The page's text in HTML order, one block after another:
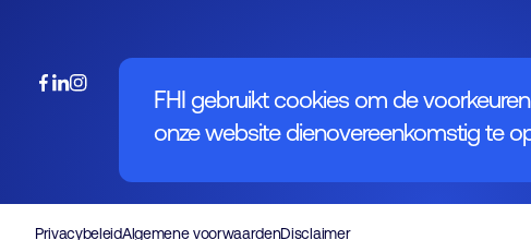
FHI gebruikt cookies om de
onze website dienovereenkomstig te
PrivacybeleidAlgemene voorwaardenDisclaimer